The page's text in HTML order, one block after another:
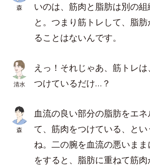
森
いのは、筋肉と脂肪は別の組
と。つまり筋トレして、脂
ることはないんです。
清水
えっ！それじゃあ、筋トレ
つけているだけ…？
森
血流の良い部分の脂肪をエネ
て、筋肉をつけている、と
ね。二の腕を血流の悪いま
をすると、脂肪に重ねて筋